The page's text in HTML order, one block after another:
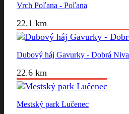
Vrch Poľana - Poľana
22.1 km
Dubový háj Gavurky - Dobrá Niva
22.6 km
Mestský park Lučenec